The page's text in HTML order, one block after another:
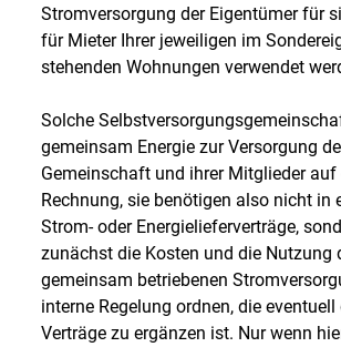
Stromversorgung der Eigentümer für
für Mieter Ihrer jeweiligen im
stehenden Wohnungen verwendet
Solche
gemeinsam Energie zur Versorgung
Gemeinschaft und ihrer Mitglieder
Rechnung, sie benötigen also nicht in
Strom- oder Energielieferverträge,
zunächst die Kosten und die Nutzung
gemeinsam betriebenen
interne Regelung ordnen, die
Verträge zu ergänzen ist. Nur wenn